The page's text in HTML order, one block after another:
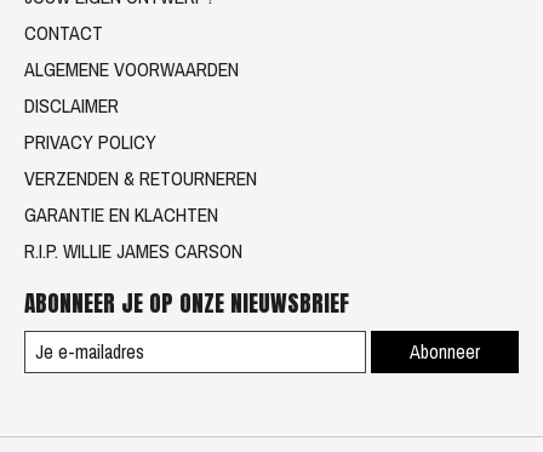
CONTACT
ALGEMENE VOORWAARDEN
DISCLAIMER
PRIVACY POLICY
VERZENDEN & RETOURNEREN
GARANTIE EN KLACHTEN
R.I.P. WILLIE JAMES CARSON
ABONNEER JE OP ONZE NIEUWSBRIEF
Abonneer